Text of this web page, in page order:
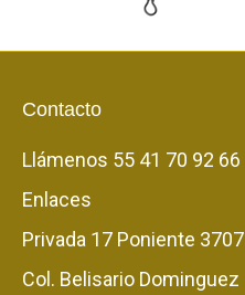
Contacto
Llámenos 55 41 70 92 66
Enlaces
Privada 17 Poniente 3707
Col. Belisario Dominguez